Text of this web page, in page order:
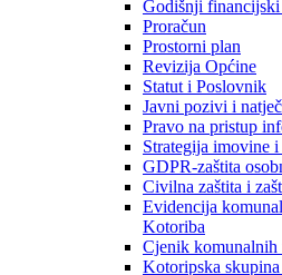
Godišnji
Proračun
Prostorni plan
Revizija Općine
Statut i Poslovnik
Javni pozivi i
Pravo na pristup
Strategija imovine i
GDPR-zaštita
Civilna zaštita i
Evidencija
Kotoriba
Cjenik komunalnih
Kotoripska